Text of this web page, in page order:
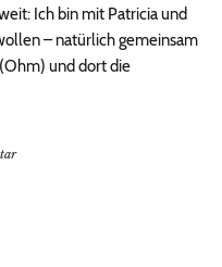
Ich bin mit Patricia und
– natürlich gemeinsam
und dort die